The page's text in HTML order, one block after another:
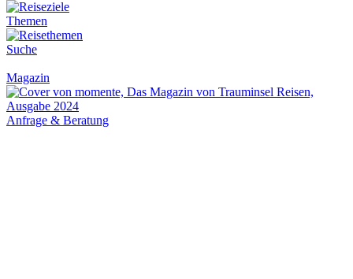
Themen
Suche
Magazin
Anfrage & Beratung